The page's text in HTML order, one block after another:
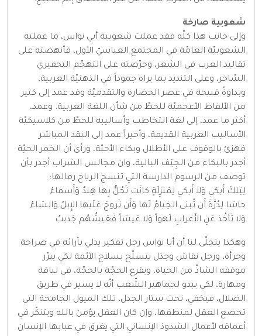
شعوبية صارخة
وإلى جانب هذا كلّه فقد عملت شعوبية أبي نواس، ما عملته
الشعوبيّة العامّة في المجتمع العباسيّ الأول، فأنهضته على
تقاليد العرب في الشعر، وحرّضته على التهجّم التحقيري
السّاخر، وعلى التنديد بما يراه جموداً في الذهنيّة العربية،
وبداوةً قبيحة في عصر الحضارة والتقدميّة وقد عمد إلى كثير
من الألفاظ الأعجميّة للحطّ من شأن اللغة العربية. وعمد،
أكثر ما عمد، إلى لغة التخاطب وأساليبه للحطّ من كلاسيكيّة
الأساليب العربية القديمة، وأخيراً عمد إلى النقد المباشر
فهزئ بالوقوف على الأطلال وبكاء الأحبّة، ورأى أن الخمر الحيّة
أجدر بالبكاء من الجِيَف البالية، وان مجالس الشراب أجدر بأن
توصف من الرسوم الدارسة التي تنسج الرياح رمالها:
لِتِلكَ أَبكي وَلا أَبكي لِمَنزِلَةٍ كانَت تَحُلُّ بِها هِندٌ وَأَسماءُ
حاشا لِدُرَّةَ أَن تُبنى الخِيامُ لَها وَأَن تَروحَ عَلَيها الإِبلُ وَالشاءُ
وَلا تَأخُذ عَنِ الأَعرابِ لَهواً وَلا عَيشاً فَعَيشُهُم جَديبُ
وهكذا يتجلّى لنا أن أبا نواس رجل تفكير يدلي بآرائه في صراحة
وجرأة، ورجل نقاش وجدَل يتسلّح بسلاح الأئمة لكي يبرّر
موقفه الشاذّ من الحياة، ويقرع الحجّة بالحجّة، في لباقة
ومهارة، لكي يبدو لجماهير الشّعب أنّه لا يسير في طريق
الضلال، فيخفي، تحت ستار الجدل، تلك الميول الجامحة التي
تخضع العقل لمنطقها، وإن كان العقل يؤمن بالله ويتنكّر في
أعماقه لأعمال الشذوذ الإنساني التي يغرق في عبابها الإنسان